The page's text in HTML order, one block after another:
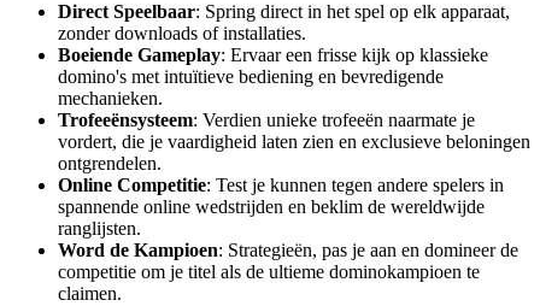
Direct Speelbaar: Spring direct in het spel op elk apparaat,
zonder downloads of installaties.
Boeiende Gameplay: Ervaar een frisse kijk op klassieke
domino's met intuïtieve bediening en bevredigende
mechanieken.
Trofeeënsysteem: Verdien unieke trofeeën naarmate je
vordert, die je vaardigheid laten zien en exclusieve beloningen
ontgrendelen.
Online Competitie: Test je kunnen tegen andere spelers in
spannende online wedstrijden en beklim de wereldwijde
ranglijsten.
Word de Kampioen: Strategieën, pas je aan en domineer de
competitie om je titel als de ultieme dominokampioen te
claimen.